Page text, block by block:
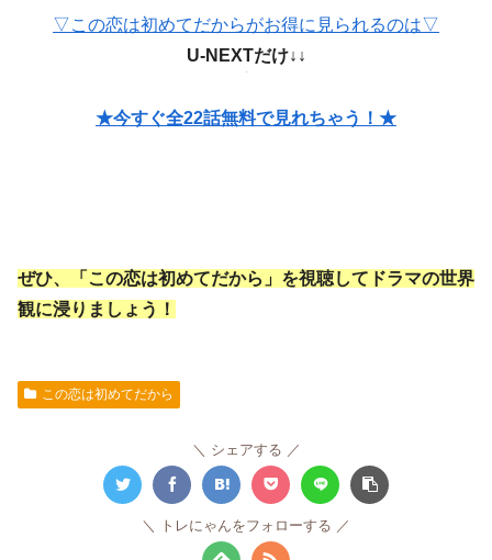
▽この恋は初めてだからがお得に見られるのは▽
U-NEXTだけ↓↓
★今すぐ全22話無料で見れちゃう！★
ぜひ、「この恋は初めてだから」を視聴してドラマの世界
観に浸りましょう！
この恋は初めてだから
シェアする
トレにゃんをフォローする